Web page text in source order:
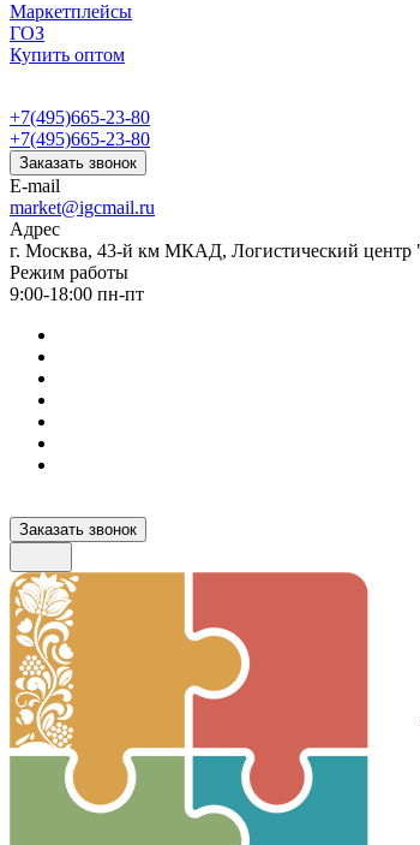
Маркетплейсы
ГОЗ
Купить оптом
+7(495)665-23-80
+7(495)665-23-80
Заказать звонок
E-mail
market@igcmail.ru
Адрес
г. Москва, 43-й км МКАД, Логистический
Режим работы
9:00-18:00 пн-пт
Заказать звонок